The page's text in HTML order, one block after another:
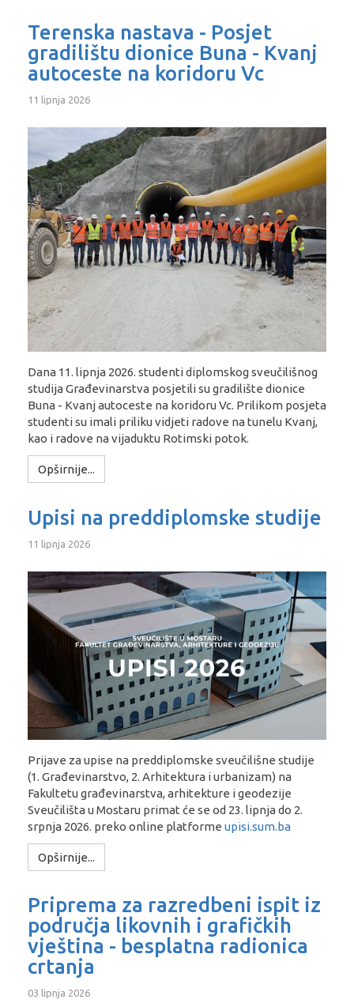
Terenska nastava - Posjet
gradilištu dionice Buna - Kvanj
autoceste na koridoru Vc
11 lipnja 2026
Dana 11. lipnja 2026. studenti diplomskog sveučilišnog
studija Građevinarstva posjetili su gradilište dionice
Buna - Kvanj autoceste na koridoru Vc. Prilikom posjeta
studenti su imali priliku vidjeti radove na tunelu Kvanj,
kao i radove na vijaduktu Rotimski potok.
Opširnije...
Upisi na preddiplomske studije
11 lipnja 2026
Prijave za upise na preddiplomske sveučilišne studije
(1. Građevinarstvo, 2. Arhitektura i urbanizam) na
Fakultetu građevinarstva, arhitekture i geodezije
Sveučilišta u Mostaru primat će se od 23. lipnja do 2.
srpnja 2026. preko online platforme upisi.sum.ba
Opširnije...
Priprema za razredbeni ispit iz
područja likovnih i grafičkih
vještina - besplatna radionica
crtanja
03 lipnja 2026